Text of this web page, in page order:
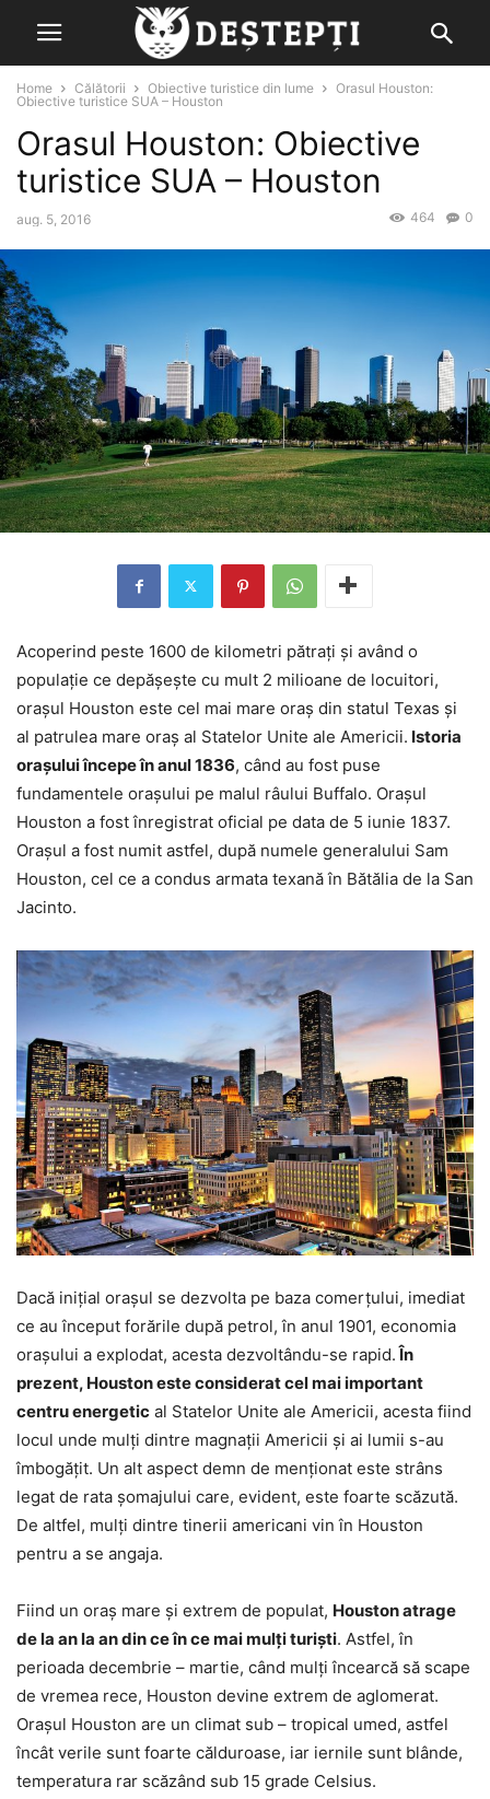
Home Călătorii Obiective turistice din lume
Orasul Houston:
Obiective turistice SUA – Houston
Orasul Houston: Obiective
turistice SUA – Houston
aug. 5, 2016 0
464
Acoperind peste 1600 de kilometri pătrați și având o
populație ce depășește cu mult 2 milioane de locuitori,
orașul Houston este cel mai mare oraș din statul Texas și
al patrulea mare oraș al Statelor Unite ale Americii. Istoria
orașului începe în anul 1836, când au fost puse
fundamentele orașului pe malul râului Buffalo. Orașul
Houston a fost înregistrat oficial pe data de 5 iunie 1837.
Orașul a fost numit astfel, după numele generalului Sam
Houston, cel ce a condus armata texană în Bătălia de la San
Jacinto.
Dacă inițial orașul se dezvolta pe baza comerțului, imediat
ce au început forările după petrol, în anul 1901, economia
orașului a explodat, acesta dezvoltându-se rapid.În
prezent, Houston este considerat cel mai important
centru energetic al Statelor Unite ale Americii, acesta fiind
locul unde mulți dintre magnații Americii și ai lumii s-au
îmbogățit. Un alt aspect demn de menționat este strâns
legat de rata șomajului care, evident, este foarte scăzută.
De altfel, mulți dintre tinerii americani vin în Houston
pentru a se angaja.
Fiind un oraș mare și extrem de populat, Houston atrage
de la an la an din ce în ce mai mulți turiști. Astfel, în
perioada decembrie – martie, când mulți încearcă să scape
de vremea rece, Houston devine extrem de aglomerat.
Orașul Houston are un climat sub – tropical umed, astfel
încât verile sunt foarte călduroase, iar iernile sunt blânde,
temperatura rar scăzând sub 15 grade Celsius.